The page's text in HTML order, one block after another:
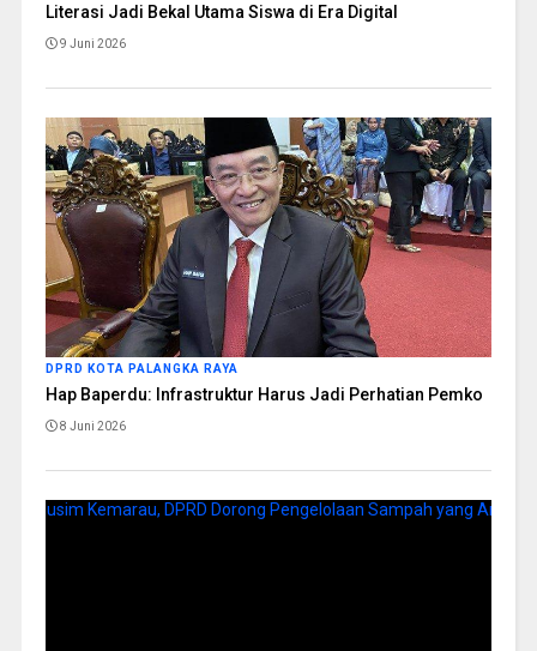
Literasi Jadi Bekal Utama Siswa di Era Digital
9 Juni 2026
DPRD KOTA PALANGKA RAYA
Hap Baperdu: Infrastruktur Harus Jadi Perhatian Pemko
8 Juni 2026